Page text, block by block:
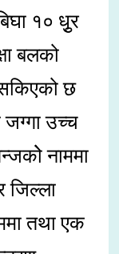
१० धृुर
बलको
छ
जग्गा उच्च
नाममा
जिल्ला
तथा एक